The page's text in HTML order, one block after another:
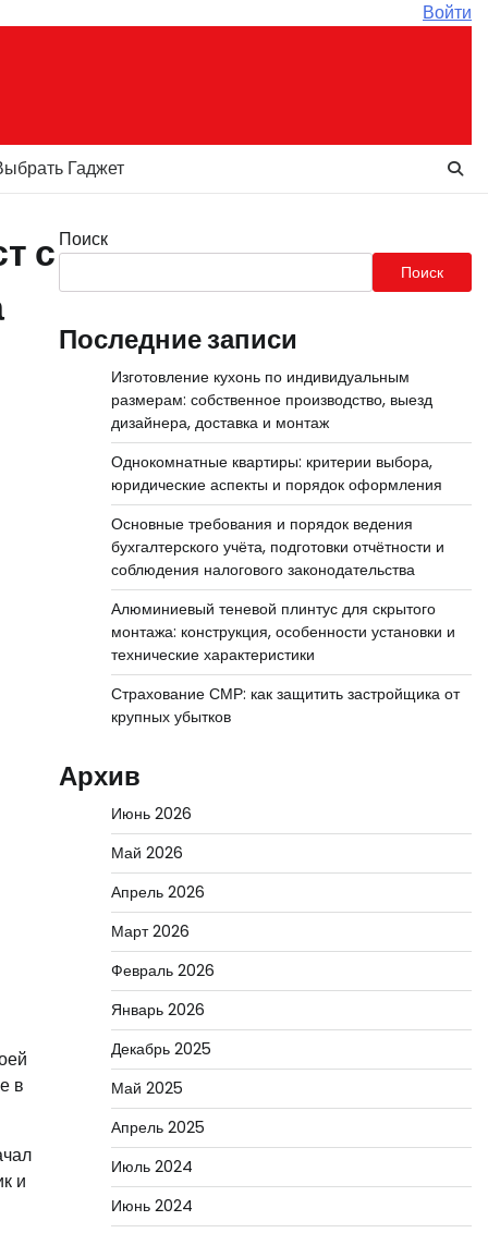
Войти
Гаджет
с
в
и
Поиск
Поиск
Последние записи
Изготовление кухонь по индивидуальным
размерам: собственное производство, выезд
дизайнера, доставка и монтаж
Однокомнатные квартиры: критерии выбора,
юридические аспекты и порядок оформления
Основные требования и порядок ведения
бухгалтерского учёта, подготовки отчётности и
соблюдения налогового законодательства
Алюминиевый теневой плинтус для скрытого
монтажа: конструкция, особенности установки и
технические характеристики
Страхование СМР: как защитить застройщика от
крупных убытков
Архив
Июнь 2026
Май 2026
Апрель 2026
Март 2026
Февраль 2026
Январь 2026
Декабрь 2025
Май 2025
Апрель 2025
Июль 2024
Июнь 2024